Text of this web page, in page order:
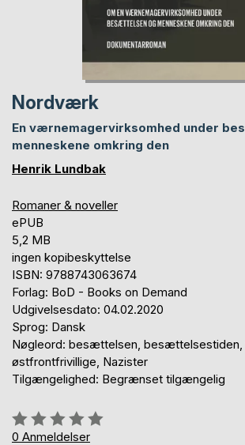
Nordværk
En værnemagervirksomhed under
menneskene omkring den
Henrik Lundbak
Romaner & noveller
ePUB
5,2 MB
ingen kopibeskyttelse
ISBN: 9788743063674
Forlag: BoD - Books on Demand
Udgivelsesdato: 04.02.2020
Sprog: Dansk
Nøgleord: besættelsen,
østfrontfrivillige, Nazister
Tilgængelighed: Begrænset tilgængelig
Anmeldelse::
0%
0 Anmeldelser